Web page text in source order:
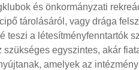
és önkormányzati
tárolásáról, vagy drága
teszi a létesítményfenntartók
egyszintes, akár
amelyek az